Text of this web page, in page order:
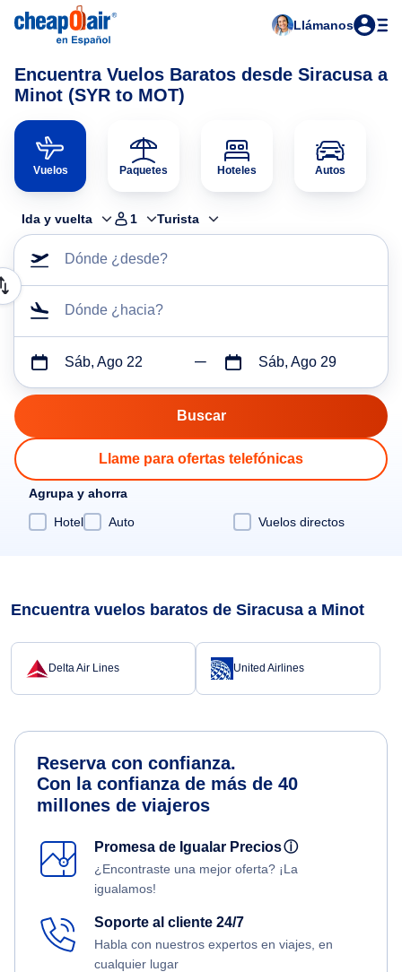
Llámanos
Encuentra Vuelos Baratos desde Siracusa a
Minot (SYR to MOT)
Vuelos Paquetes Hoteles Autos
Ida y vuelta 1 Turista
Dónde ¿desde?
Dónde ¿hacia?
Sáb, Ago 22 Sáb, Ago 29
Llame para ofertas telefónicas
Agrupa y ahorra
Hotel
Auto Vuelos directos
Encuentra vuelos baratos de Siracusa a Minot
Delta Air Lines United Airlines
Reserva con confianza.
Con la confianza de más de 40
millones de viajeros
Promesa de Igualar Preciosⓘ
¿Encontraste una mejor oferta? ¡La
igualamos!
Soporte al cliente 24/7
Habla con nuestros expertos en viajes, en
cualquier lugar